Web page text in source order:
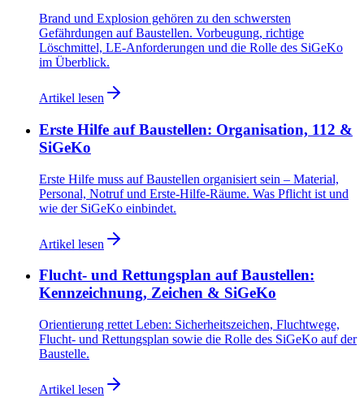
Brand und Explosion gehören zu den schwersten
Gefährdungen auf Baustellen. Vorbeugung, richtige
Löschmittel, LE-Anforderungen und die Rolle des SiGeKo
im Überblick.
Artikel lesen
Erste Hilfe auf Baustellen: Organisation, 112 &
SiGeKo
Erste Hilfe muss auf Baustellen organisiert sein – Material,
Personal, Notruf und Erste-Hilfe-Räume. Was Pflicht ist und
wie der SiGeKo einbindet.
Artikel lesen
Flucht- und Rettungsplan auf Baustellen:
Kennzeichnung, Zeichen & SiGeKo
Orientierung rettet Leben: Sicherheitszeichen, Fluchtwege,
Flucht- und Rettungsplan sowie die Rolle des SiGeKo auf der
Baustelle.
Artikel lesen